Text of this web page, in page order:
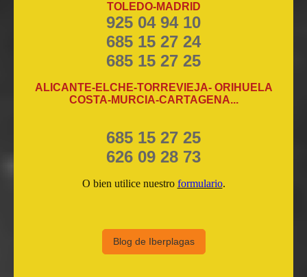
TOLEDO-MADRID
925 04 94 10
685 15 27 24
685 15 27 25
ALICANTE-ELCHE-TORREVIEJA- ORIHUELA
COSTA-MURCIA-CARTAGENA...
685 15 27 25
626 09 28 73
O bien utilice nuestro formulario.
Blog de Iberplagas